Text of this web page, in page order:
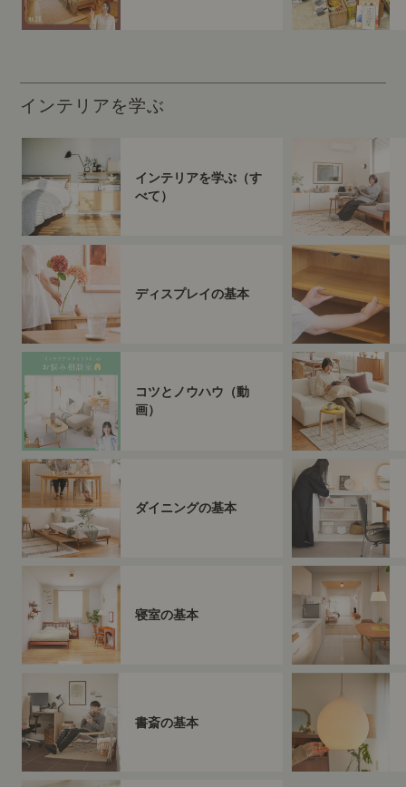
インテリアを学ぶ
インテリアを学ぶ（す
べて）
ディスプレイの基本
コツとノウハウ（動
画）
ダイニングの基本
寝室の基本
書斎の基本